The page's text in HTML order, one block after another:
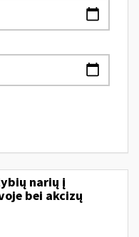
narių į
bei akcizų